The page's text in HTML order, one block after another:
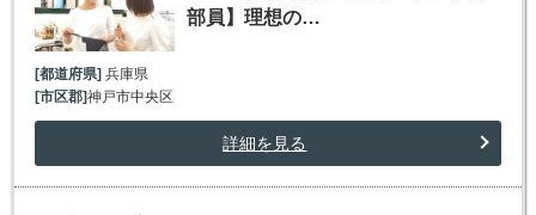
部員】理想の…
[都道府県] 兵庫県
[市区郡]神戸市中央区
詳細を見る